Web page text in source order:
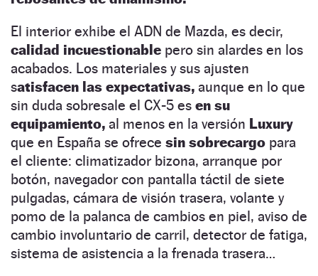
El interior exhibe el ADN de Mazda, es decir,
calidad incuestionable pero sin alardes en los
acabados. Los materiales y sus ajusten
satisfacen las expectativas, aunque en lo que
sin duda sobresale el CX-5 es en su
equipamiento, al menos en la versión Luxury
que en España se ofrece sin sobrecargo para
el cliente: climatizador bizona, arranque por
botón, navegador con pantalla táctil de siete
pulgadas, cámara de visión trasera, volante y
pomo de la palanca de cambios en piel, aviso de
cambio involuntario de carril, detector de fatiga,
sistema de asistencia a la frenada trasera…